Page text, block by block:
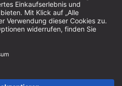
Bestellwert innerhalb